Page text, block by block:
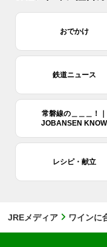
おでかけ
鉄道ニュース
常磐線の＿＿＿！｜
JOBANSEN KNOW
レシピ・献立
JREメディア ワインに